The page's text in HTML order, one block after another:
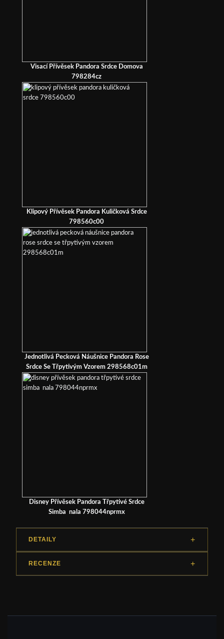
Visací Přívěsek Pandora Srdce Domova
798284cz
Klipový Přívěsek Pandora Kuličková Srdce
798560c00
Jednotlivá Pecková Náušnice Pandora Rose
Srdce Se Třpytivým Vzorem 298568c01m
Disney Přívěsek Pandora Třpytivé Srdce
Simba nala 798044nprmx
DETAILY
RECENZE